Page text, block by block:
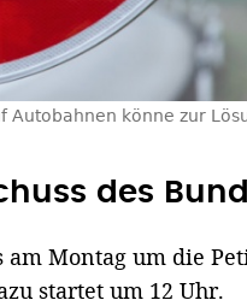
könne zur
des
am Montag um die
startet um 12 Uhr.